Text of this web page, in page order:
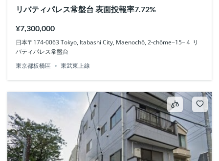
リバティパレス常盤台 表面投報率7.72%
¥7,300,000
日本〒174-0063 Tokyo, Itabashi City, Maenochō, 2-chōme−15−４ リ
バティパレス常盤台
東京都板橋區
東武東上線